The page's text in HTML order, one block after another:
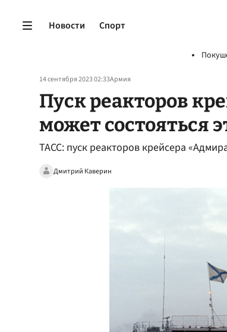
Новости Спорт
14 сентября 2023 02:33Армия
Пуск реакторов
может состояться
ТАСС: пуск реакторов крейсера
Дмитрий Каверин